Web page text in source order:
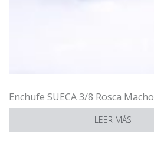
Enchufe SUECA 3/8 Rosca Macho
LEER MÁS